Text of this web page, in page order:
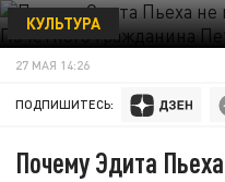
КУЛЬТУРА
27 МАЯ 14:26
ПОДПИШИТЕСЬ:
Почему Эдита